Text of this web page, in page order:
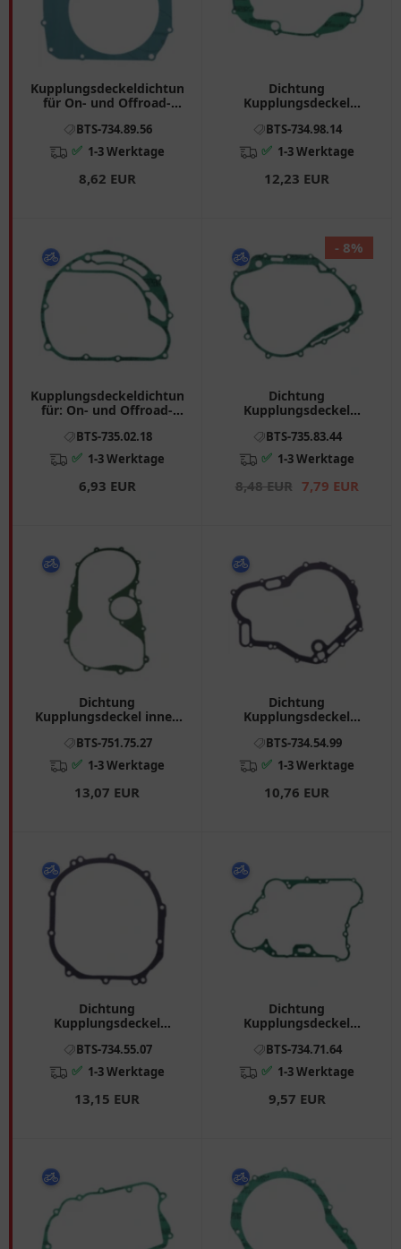
Kupplungsdeckeldichtung
für On- und Offroad-
BTS-734.89.56
✅ 1-3 Werktage
8,62 EUR
Dichtung
Kupplungsdeckel
Yamaha YFZ 7349814
BTS-734.98.14
✅ 1-3 Werktage
12,23 EUR
Kupplungsdeckeldichtung
für: On- und Offroad-
BTS-735.02.18
✅ 1-3 Werktage
6,93 EUR
Dichtung
Kupplungsdeckel
Beta Alp 4. 0, M4, Euro
BTS-735.83.44
✅ 1-3 Werktage
8,48 EUR 7,79 EUR
- 8%
Dichtung
Kupplungsdeckel innen
Kawasaki VN
BTS-751.75.27
✅ 1-3 Werktage
13,07 EUR
Dichtung
Kupplungsdeckel
Cagiva Navigator,
Raptor, V - Raptor
BTS-734.54.99
✅ 1-3 Werktage
10,76 EUR
Dichtung
Kupplungsdeckel
Kawasaki ZX - 6R, ZX -
6RR
BTS-734.55.07
✅ 1-3 Werktage
13,15 EUR
Dichtung
Kupplungsdeckel
Kawasaki KLR, KL
BTS-734.71.64
✅ 1-3 Werktage
9,57 EUR